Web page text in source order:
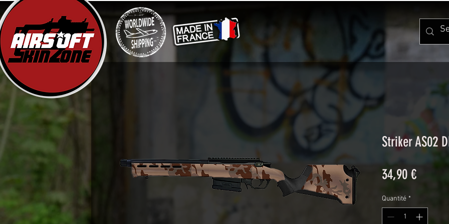
Striker AS02
34,90 €Prix
Quantité *